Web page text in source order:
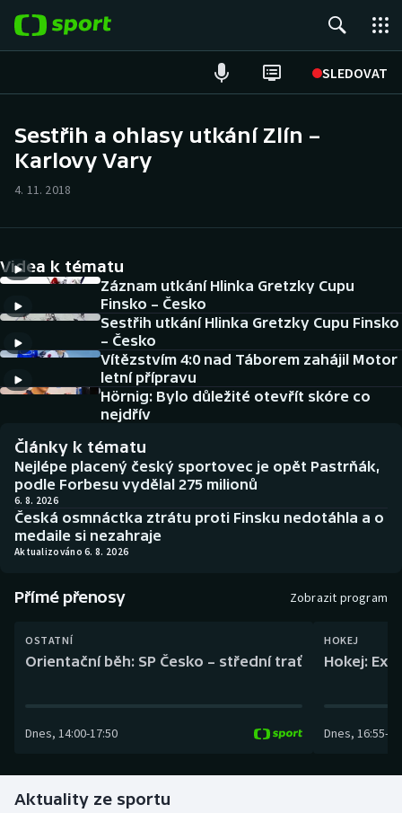
SLEDOVAT
Hokej
Cyklistika
DALŠÍ SPORTY
Americký fotbal
Baseball a softbal
Basketbal
Biatlon
Boby a skeleton
Box
Curling
Golf
NEPŘEHLÉDNĚTE
Historické návraty
Aplikace ČT sport
AZ kvíz
Sestřih a ohlasy utkání Zlín –
Karlovy Vary
4. 11. 2018
Videa k tématu
Záznam utkání Hlinka Gretzky Cupu
Finsko – Česko
Sestřih utkání Hlinka Gretzky Cupu Finsko
– Česko
Vítězstvím 4:0 nad Táborem zahájil Motor
letní přípravu
Hörnig: Bylo důležité otevřít skóre co
nejdřív
Články k tématu
Nejlépe placený český sportovec je opět Pastrňák,
podle Forbesu vydělal 275 milionů
6. 8. 2026
Česká osmnáctka ztrátu proti Finsku nedotáhla a o
medaile si nezahraje
Aktualizováno 6. 8. 2026
Přímé přenosy Zobrazit program
OSTATNÍ
Orientační běh: SP Česko – střední trať
Dnes, 14:00-17:50
HOKEJ
Hokej:
Dnes, 16:55-
Aktuality ze sportu